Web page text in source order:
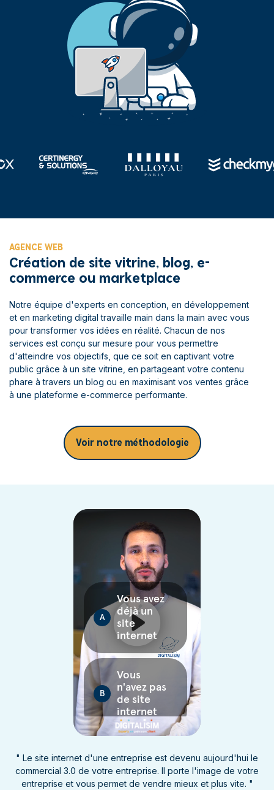
AGENCE WEB
Création de site vitrine, blog, e-
commerce ou marketplace
Notre équipe d'experts en conception, en développement
et en marketing digital travaille main dans la main avec vous
pour transformer vos idées en réalité. Chacun de nos
services est conçu sur mesure pour vous permettre
d'atteindre vos objectifs, que ce soit en captivant votre
public grâce à un site vitrine, en partageant votre contenu
phare à travers un blog ou en maximisant vos ventes grâce
à une plateforme e-commerce performante.
Voir notre méthodologie
" Le site internet d'une entreprise est devenu aujourd'hui le
commercial 3.0 de votre entreprise. Il porte l'image de votre
entreprise et vous permet de vendre mieux et plus vite. "